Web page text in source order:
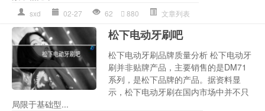
sxd 02-27 62 880 文章列表
松下电动牙刷吧
松下电动牙刷品牌质量分析 松下电动牙
刷并非贴牌产品，主要销售的是DM71
系列，是松下品牌的产品。据资料显
示，松下电动牙刷在国内市场中并不只
局限于基础型...